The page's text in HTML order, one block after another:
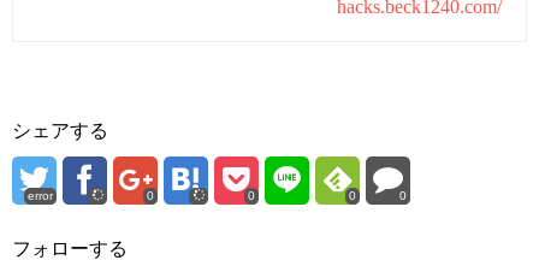
hacks.beck1240.com/
シェアする
error 0 0 0 0
フォローする